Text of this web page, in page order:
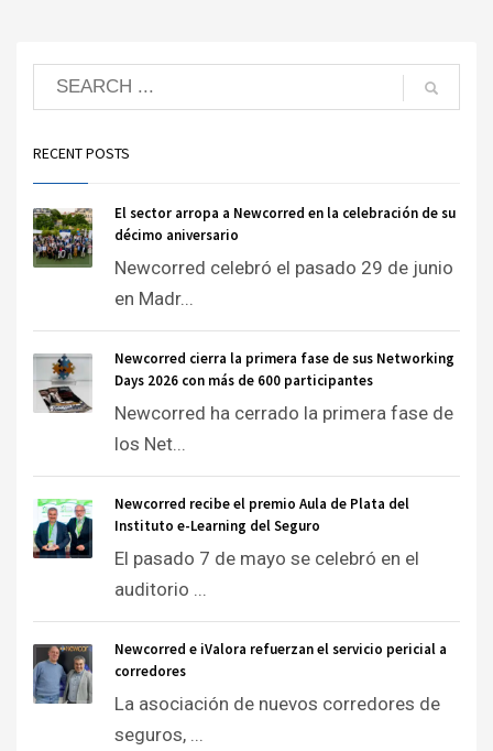
RECENT POSTS
El sector arropa a Newcorred en la celebración de su
décimo aniversario
Newcorred celebró el pasado 29 de junio
en Madr...
Newcorred cierra la primera fase de sus Networking
Days 2026 con más de 600 participantes
Newcorred ha cerrado la primera fase de
los Net...
Newcorred recibe el premio Aula de Plata del
Instituto e-Learning del Seguro
El pasado 7 de mayo se celebró en el
auditorio ...
Newcorred e iValora refuerzan el servicio pericial a
corredores
La asociación de nuevos corredores de
seguros, ...